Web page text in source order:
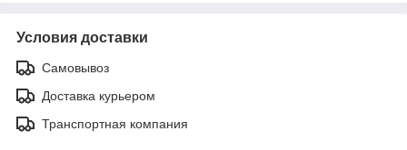
Условия доставки
Самовывоз
Доставка курьером
Транспортная компания